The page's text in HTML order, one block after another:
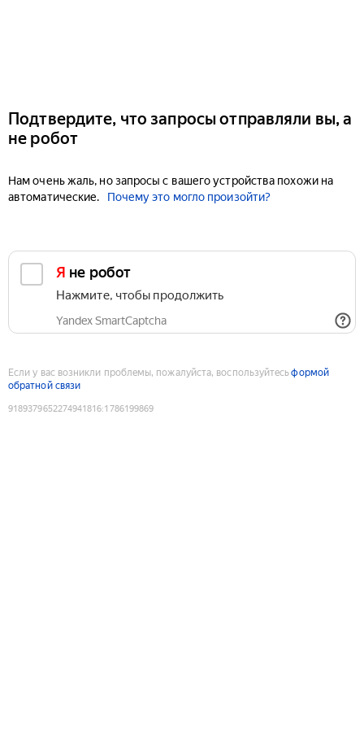
Подтвердите, что запросы отправляли вы, а
не робот
Нам очень жаль, но запросы с вашего устройства похожи на
автоматические.
Почему это могло произойти?
Я не робот
Нажмите, чтобы продолжить
Yandex SmartCaptcha
Если у вас возникли проблемы, пожалуйста, воспользуйтесьформой
обратной связи
9189379652274941816:1786199869